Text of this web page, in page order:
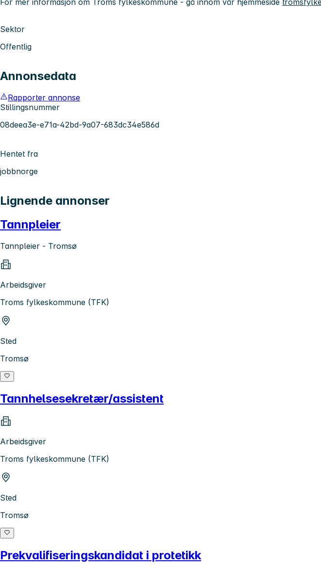
For mer informasjon om Troms fylkeskommune - gå innom vår hjemmeside
Sektor
Offentlig
Annonsedata
Rapporter annonse
Stillingsnummer
08deea3e-e71a-42bd-9a07-683dc34e586d
Hentet fra
jobbnorge
Lignende annonser
Tannpleier
Tannpleier - Tromsø
Arbeidsgiver
Troms fylkeskommune (TFK)
Sted
Tromsø
Tannhelsesekretær/assistent
Arbeidsgiver
Troms fylkeskommune (TFK)
Sted
Tromsø
Prekvalifiseringskandidat i protetikk